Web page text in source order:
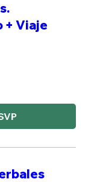
+ Viaje